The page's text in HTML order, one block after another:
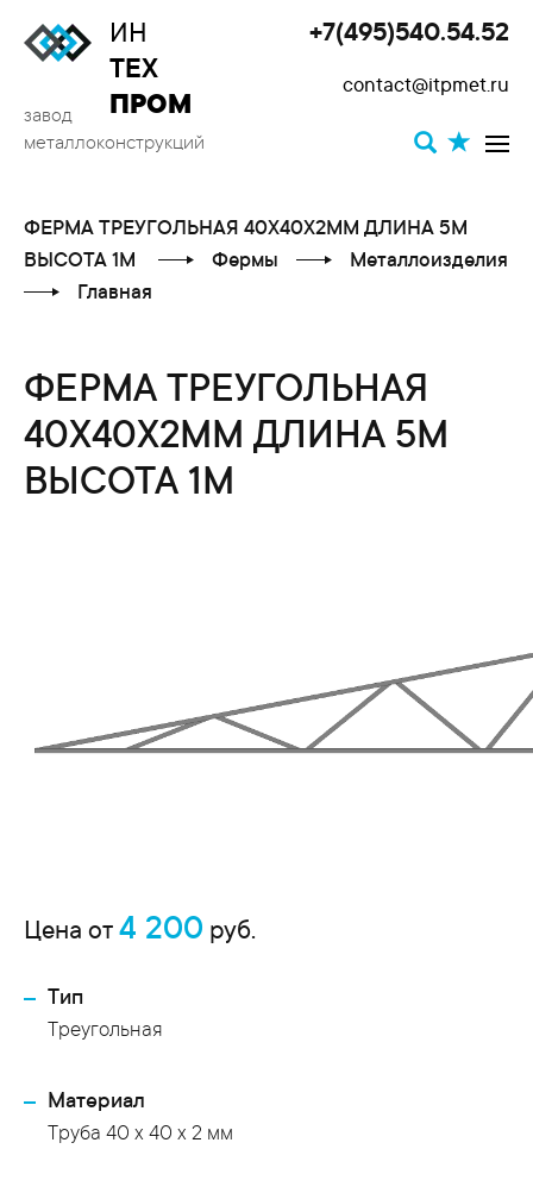
ИН
ТЕХ
ПРОМ
завод
металлоконструкций
+7(495)540.54.52
contact@itpmet.ru
ФЕРМА ТРЕУГОЛЬНАЯ 40X40X2ММ ДЛИНА 5М
ВЫСОТА 1М
Фермы
Металлоизделия
Главная
ФЕРМА ТРЕУГОЛЬНАЯ
40X40X2ММ ДЛИНА 5М
ВЫСОТА 1М
Цена от 4 200 руб.
Тип
Треугольная
Материал
Труба 40 x 40 x 2 мм